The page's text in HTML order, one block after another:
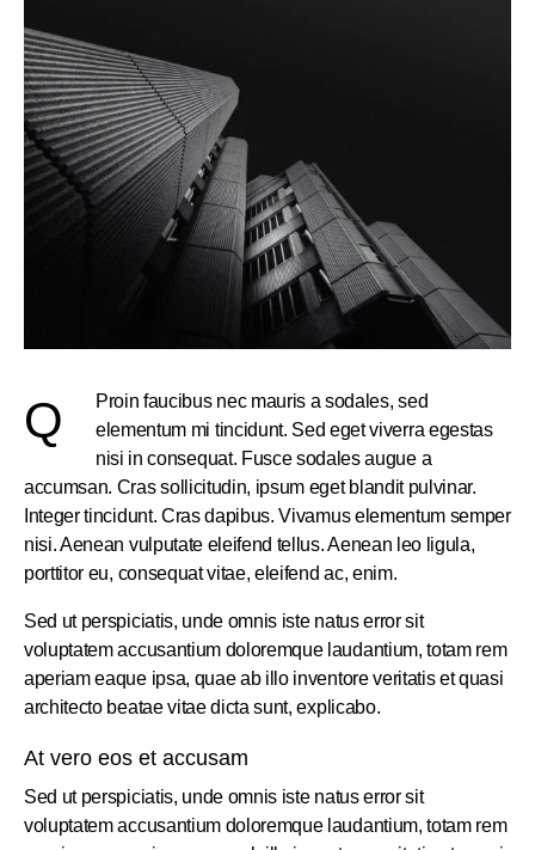
Q
Proin faucibus nec mauris a sodales, sed
elementum mi tincidunt. Sed eget viverra egestas
nisi in consequat. Fusce sodales augue a
accumsan. Cras sollicitudin, ipsum eget blandit pulvinar.
Integer tincidunt. Cras dapibus. Vivamus elementum semper
nisi. Aenean vulputate eleifend tellus. Aenean leo ligula,
porttitor eu, consequat vitae, eleifend ac, enim.
Sed ut perspiciatis, unde omnis iste natus error sit
voluptatem accusantium doloremque laudantium, totam rem
aperiam eaque ipsa, quae ab illo inventore veritatis et quasi
architecto beatae vitae dicta sunt, explicabo.
At vero eos et accusam
Sed ut perspiciatis, unde omnis iste natus error sit
voluptatem accusantium doloremque laudantium, totam rem